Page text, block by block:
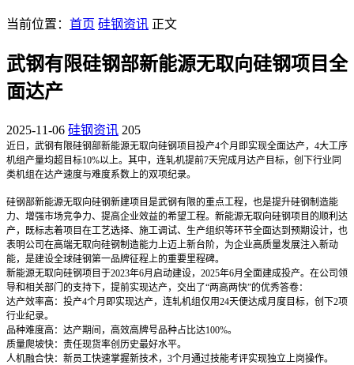
当前位置： 首页 硅钢资讯 正文
武钢有限硅钢部新能源无取向硅钢项目全
面达产
2025-11-06 硅钢资讯 205
近日，武钢有限硅钢部新能源无取向硅钢项目投产4个月即实现全面达产，4大工序
机组产量均超目标10%以上。其中，连轧机提前7天完成月达产目标，创下行业同
类机组在达产速度与难度系数上的双项纪录。
硅钢部新能源无取向硅钢新建项目是武钢有限的重点工程，也是提升硅钢制造能
力、增强市场竞争力、提高企业效益的希望工程。新能源无取向硅钢项目的顺利达
产，既标志着项目在工艺选择、施工调试、生产组织等环节全面达到预期设计，也
表明公司在高端无取向硅钢制造能力上迈上新台阶，为企业高质量发展注入新动
能，是建设全球硅钢第一品牌征程上的重要里程碑。
新能源无取向硅钢项目于2023年6月启动建设，2025年6月全面建成投产。在公司领
导和相关部门的支持下，提前实现达产，交出了“两高两快”的优秀答卷：
达产效率高：投产4个月即实现达产，连轧机组仅用24天便达成月度目标，创下2项
行业纪录。
品种难度高：达产期间，高效高牌号品种占比达100%。
质量爬坡快：责任现货率创历史最好水平。
人机融合快：新员工快速掌握新技术，3个月通过技能考评实现独立上岗操作。